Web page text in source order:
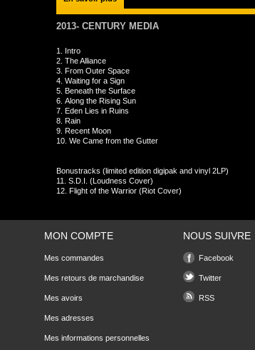
2013- CENTURY MEDIA
1. Intro
2. The Alliance
3. From Outer Space
4. Waiting for a Sign
5. Beneath the Surface
6. Along the Rising Sun
7. Eden Lies in Ruins
8. Rain
9. Recent Moon
10. We Came from the Gutter
Bonustracks (limited edition digipak and vinyl 2LP)
11. S.D.I (Loudness Cover)
12. Flight of the Warrior (Riot Cover)
MON COMPTE
Mes commandes
Mes retours de marchandise
Mes avoirs
Mes adresses
Mes informations personnelles
NOUS SUIVRE
Facebook
Twitter
RSS